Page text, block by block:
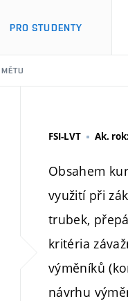
PRO STUDENTY
FSI-LVT Ak.
Obsahem
využití při
trubek,
kritéria
výměníků
návrhu